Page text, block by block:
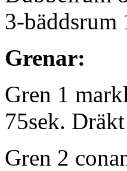
3-bäddsrum
Grenar:
Gren 1
75sek.
Gren 2